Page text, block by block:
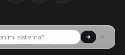
· Términos de uso